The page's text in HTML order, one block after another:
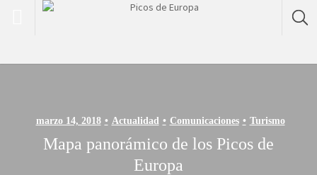
marzo 14, 2018 Actualidad Comunicaciones Turismo
Mapa panorámico de los Picos de
Europa